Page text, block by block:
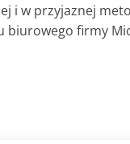
i w przyjaznej
biurowego firmy